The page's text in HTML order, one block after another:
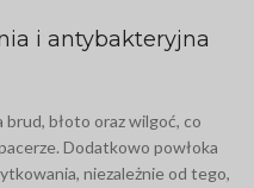
i antybakteryjna
błoto oraz wilgoć, co
Dodatkowo powłoka
niezależnie od tego,